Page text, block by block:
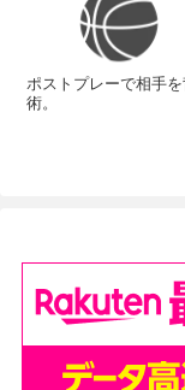
ポストプレーで相手
術。